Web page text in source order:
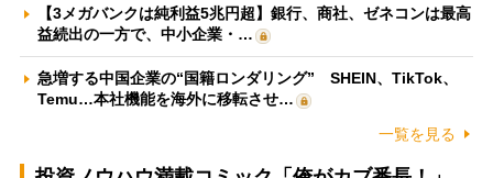
【3メガバンクは純利益5兆円超】銀行、商社、ゼネコンは最高
益続出の一方で、中小企業・…
急増する中国企業の“国籍ロンダリング” SHEIN、TikTok、
Temu…本社機能を海外に移転させ…
一覧を見る